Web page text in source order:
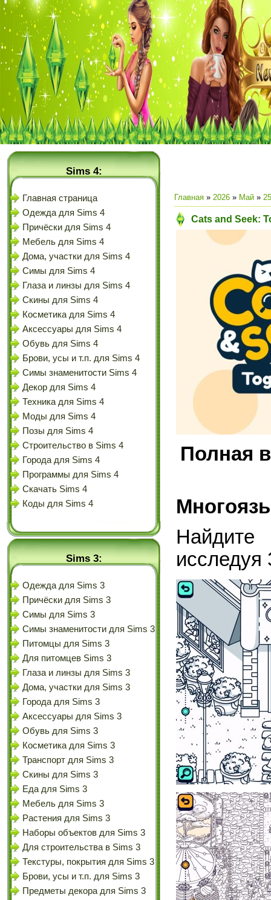
Sims 4:
Главная страница
Одежда для Sims 4
Причёски для Sims 4
Мебель для Sims 4
Дома, участки для Sims 4
Симы для Sims 4
Глаза и линзы для Sims 4
Скины для Sims 4
Косметика для Sims 4
Аксессуары для Sims 4
Обувь для Sims 4
Брови, усы и т.п. для Sims 4
Симы знаменитости Sims 4
Декор для Sims 4
Техника для Sims 4
Моды для Sims 4
Позы для Sims 4
Строительство в Sims 4
Города для Sims 4
Программы для Sims 4
Скачать Sims 4
Коды для Sims 4
Sims 3:
Одежда для Sims 3
Причёски для Sims 3
Симы для Sims 3
Симы знаменитости для Sims 3
Питомцы для Sims 3
Для питомцев Sims 3
Глаза и линзы для Sims 3
Дома, участки для Sims 3
Города для Sims 3
Аксессуары для Sims 3
Обувь для Sims 3
Косметика для Sims 3
Транспорт для Sims 3
Скины для Sims 3
Еда для Sims 3
Мебель для Sims 3
Растения для Sims 3
Наборы объектов для Sims 3
Для строительства в Sims 3
Текстуры, покрытия для Sims 3
Брови, усы и т.п. для Sims 3
Предметы декора для Sims 3
Главная » 2026 » Май » 25
Cats and Seek:
Полная
Найдите